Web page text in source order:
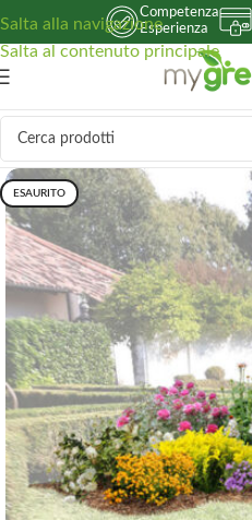
Salta alla navigazione
Salta al contenuto principale
Competenza
Esperienza
ESAURITO